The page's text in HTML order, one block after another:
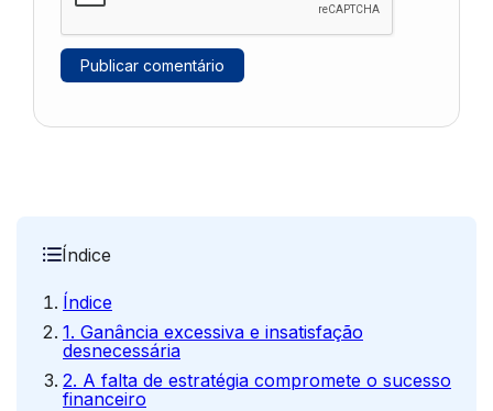
Índice
Índice
1. Ganância excessiva e insatisfação
desnecessária
2. A falta de estratégia compromete o sucesso
financeiro